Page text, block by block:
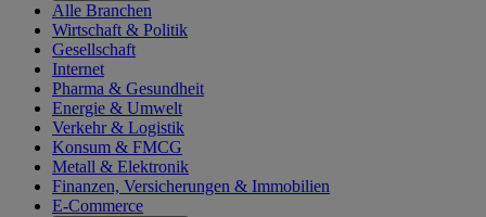
Alle Branchen
Wirtschaft & Politik
Gesellschaft
Internet
Pharma & Gesundheit
Energie & Umwelt
Verkehr & Logistik
Konsum & FMCG
Metall & Elektronik
Finanzen, Versicherungen & Immobilien
E-Commerce